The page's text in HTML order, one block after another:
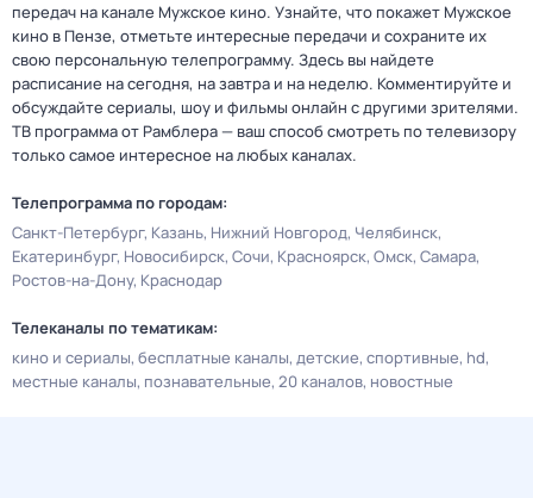
передач на канале Мужское кино. Узнайте, что покажет Мужское
кино в Пензе, отметьте интересные передачи и сохраните их
свою персональную телепрограмму. Здесь вы найдете
расписание на сегодня, на завтра и на неделю. Комментируйте и
обсуждайте сериалы, шоу и фильмы онлайн с другими зрителями.
ТВ программа от Рамблера — ваш способ смотреть по телевизору
только самое интересное на любых каналах.
Телепрограмма по городам:
Санкт-Петербург Казань Нижний Новгород Челябинск
Екатеринбург Новосибирск Сочи Красноярск Омск Самара
Ростов-на-Дону Краснодар
Телеканалы по тематикам:
кино и сериалы бесплатные каналы детские спортивные hd
местные каналы познавательные 20 каналов новостные